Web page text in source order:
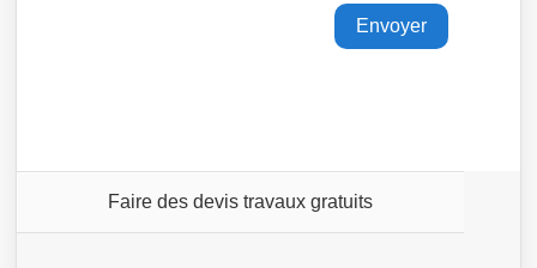
Faire des devis travaux gratuits